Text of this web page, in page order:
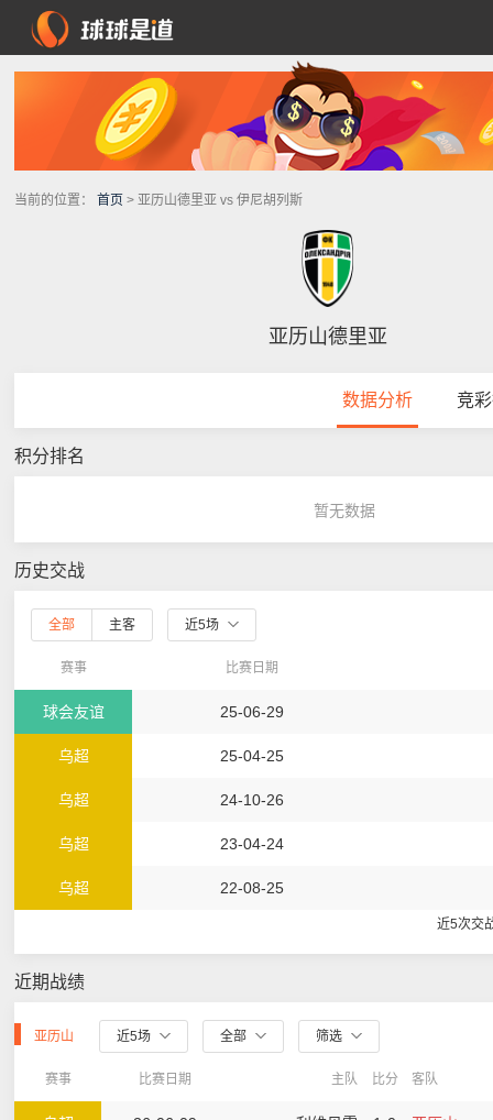
当前的位置： 首页 > 亚历山德里亚 vs 伊尼胡列斯
亚历山德里亚
数据分析 竞
积分排名
暂无数据
历史交战
全部 主客 近5场
赛事 比赛日期
球会友谊 25-06-29
乌超 25-04-25
乌超 24-10-26
乌超 23-04-24
乌超 22-08-25
近5次交
近期战绩
亚历山 近5场 全部 筛选
赛事 比赛日期 主队 比分 客队